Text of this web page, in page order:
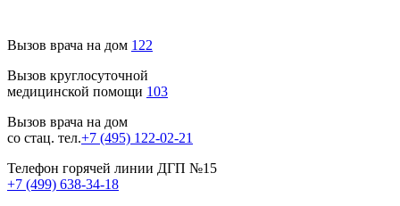
Вызов врача на дом 122
Вызов круглосуточной
медицинской помощи 103
Вызов врача на дом
со стац. тел.+7 (495) 122-02-21
Телефон горячей линии ДГП №15
+7 (499) 638-34-18